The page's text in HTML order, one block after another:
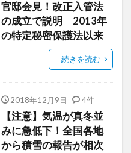
官邸会見！改正入管法
の成立で説明 2013年
の特定秘密保護法以来
続きを読む
2018年12月9日 4件
【注意】気温が真冬並
みに急低下！全国各地
から積雪の報告が相次